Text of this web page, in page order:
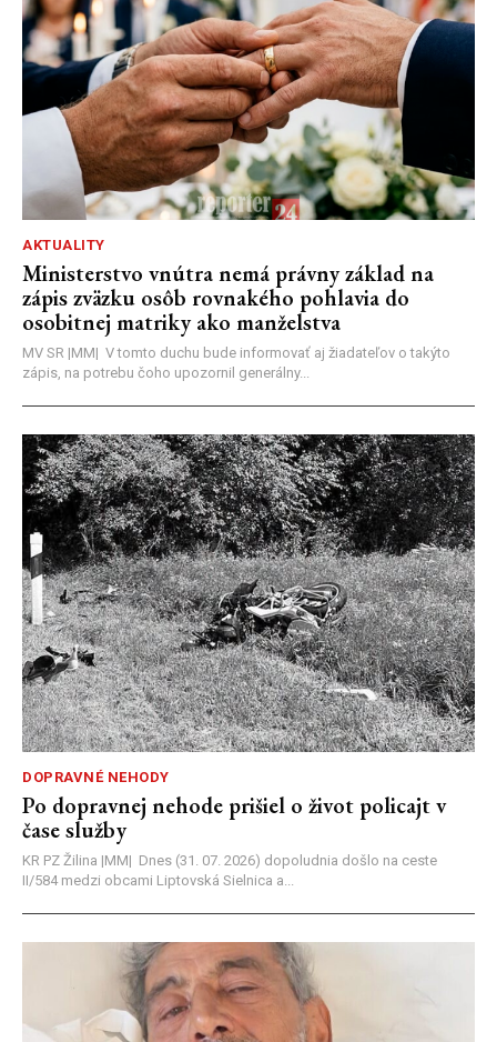
AKTUALITY
Ministerstvo vnútra nemá právny základ na
zápis zväzku osôb rovnakého pohlavia do
osobitnej matriky ako manželstva
MV SR |MM| V tomto duchu bude informovať aj žiadateľov o takýto
zápis, na potrebu čoho upozornil generálny...
DOPRAVNÉ NEHODY
Po dopravnej nehode prišiel o život policajt v
čase služby
KR PZ Žilina |MM| Dnes (31. 07. 2026) dopoludnia došlo na ceste
II/584 medzi obcami Liptovská Sielnica a...